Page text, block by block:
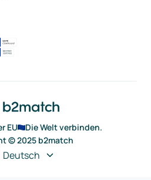
EU
Die Welt verbinden.
© 2025 b2match
Deutsch